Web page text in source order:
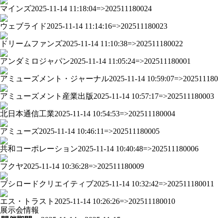
マインズ2025-11-14 11:18:04=>202511180024
ウェブライド2025-11-14 11:14:16=>202511180023
ドリームファンズ2025-11-14 11:10:38=>202511180022
アンダミロジャパン2025-11-14 11:05:24=>202511180001
アミューズメント・ジャーナル2025-11-14
アミューズメント産業出版2025-11-14 10:57:17=>202511180003
北日本通信工業2025-11-14 10:54:53=>202511180004
アミューズ2025-11-14 10:46:11=>202511180005
共和コーポレーション2025-11-14 10:40:48=>202511180006
フクヤ2025-11-14 10:36:28=>202511180009
ブシロードクリエイティブ2025-11-14 10:32:42=>202511180011
エス・トラスト 2025-11-14 10:26:26=>202511180010
展示会情報